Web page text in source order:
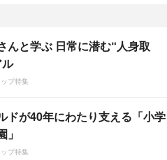
んと学ぶ 日常に潜む“人身取
プ特集
ドが40年にわたり支える「小学
」
プ特集